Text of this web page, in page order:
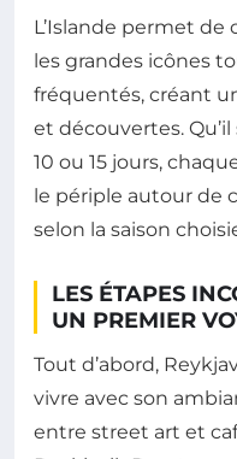
L’Islande permet
les grandes icônes
fréquentés, créant
et découvertes. Qu’il
10 ou 15 jours,
le périple autour de
selon la saison
LES ÉTAPES
UN PREMIER
Tout d’abord,
vivre avec son
entre street art et